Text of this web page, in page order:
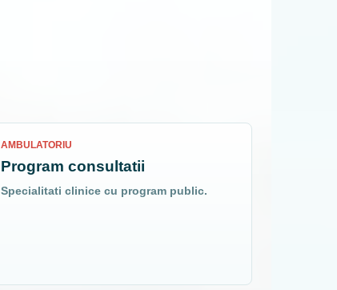
AMBULATORIU
Program consultatii
Specialitati clinice cu program public.